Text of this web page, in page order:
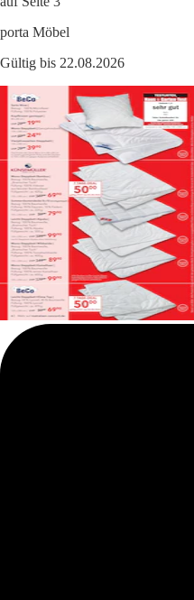
porta Möbel
Gültig bis 22.08.2026